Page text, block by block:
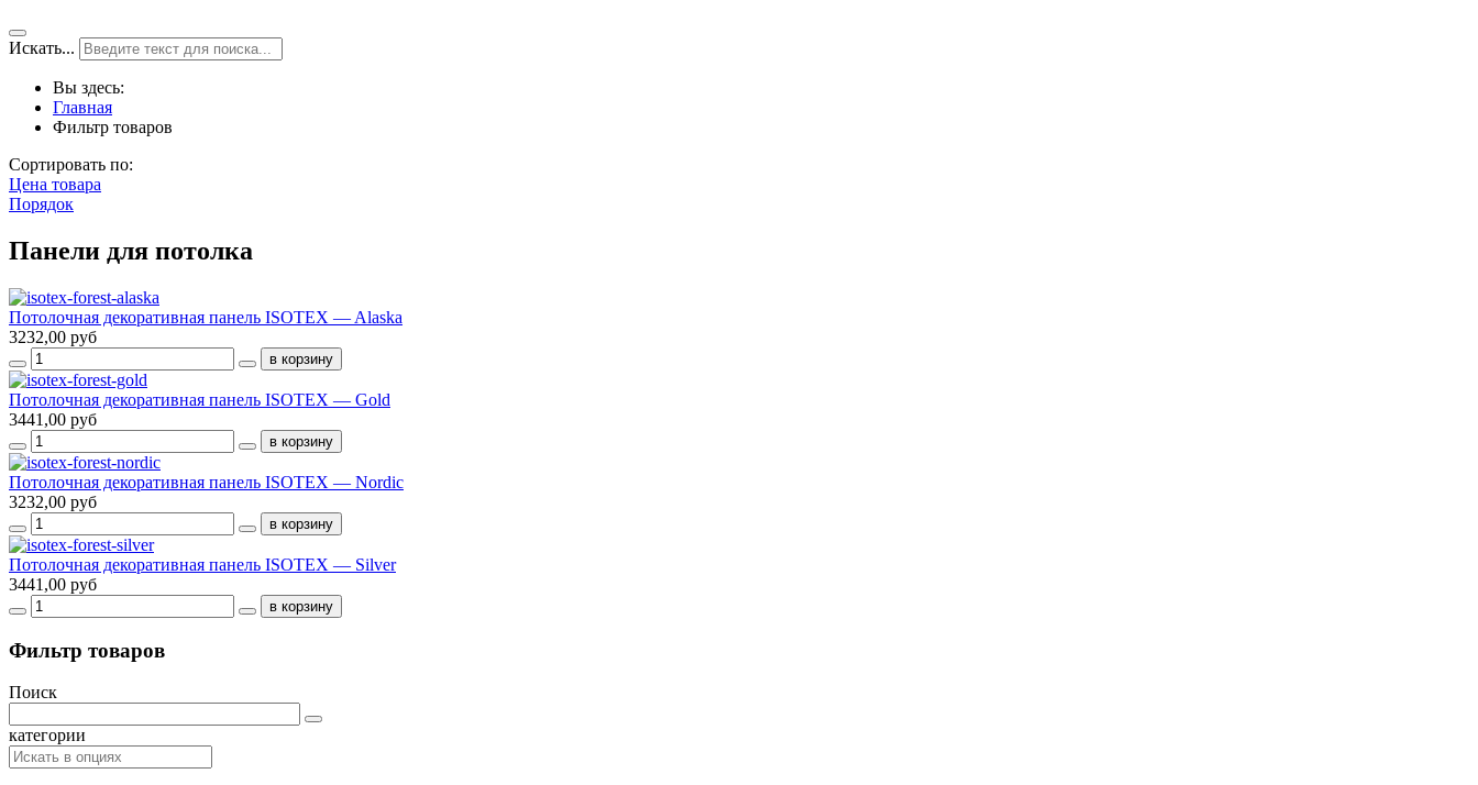
Искать...
Вы здесь:
Главная
Фильтр товаров
Сортировать по:
Цена товара
Порядок
Панели для потолка
Потолочная декоративная панель ISOTEX — Alaska
3232,00 руб
Потолочная декоративная панель ISOTEX — Gold
3441,00 руб
Потолочная декоративная панель ISOTEX — Nordic
3232,00 руб
Потолочная декоративная панель ISOTEX — Silver
3441,00 руб
Фильтр товаров
Поиск
категории